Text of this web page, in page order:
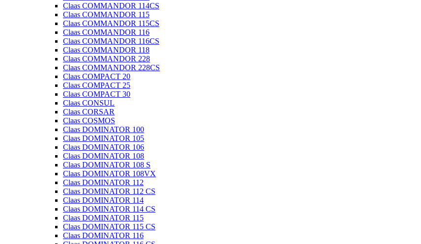
Claas COMMANDOR 114CS
Claas COMMANDOR 115
Claas COMMANDOR 115CS
Claas COMMANDOR 116
Claas COMMANDOR 116CS
Claas COMMANDOR 118
Claas COMMANDOR 228
Claas COMMANDOR 228CS
Claas COMPACT 20
Claas COMPACT 25
Claas COMPACT 30
Claas CONSUL
Claas CORSAR
Claas COSMOS
Claas DOMINATOR 100
Claas DOMINATOR 105
Claas DOMINATOR 106
Claas DOMINATOR 108
Claas DOMINATOR 108 S
Claas DOMINATOR 108VX
Claas DOMINATOR 112
Claas DOMINATOR 112 CS
Claas DOMINATOR 114
Claas DOMINATOR 114 CS
Claas DOMINATOR 115
Claas DOMINATOR 115 CS
Claas DOMINATOR 116